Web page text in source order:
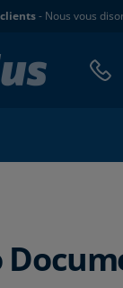
- Nous vous